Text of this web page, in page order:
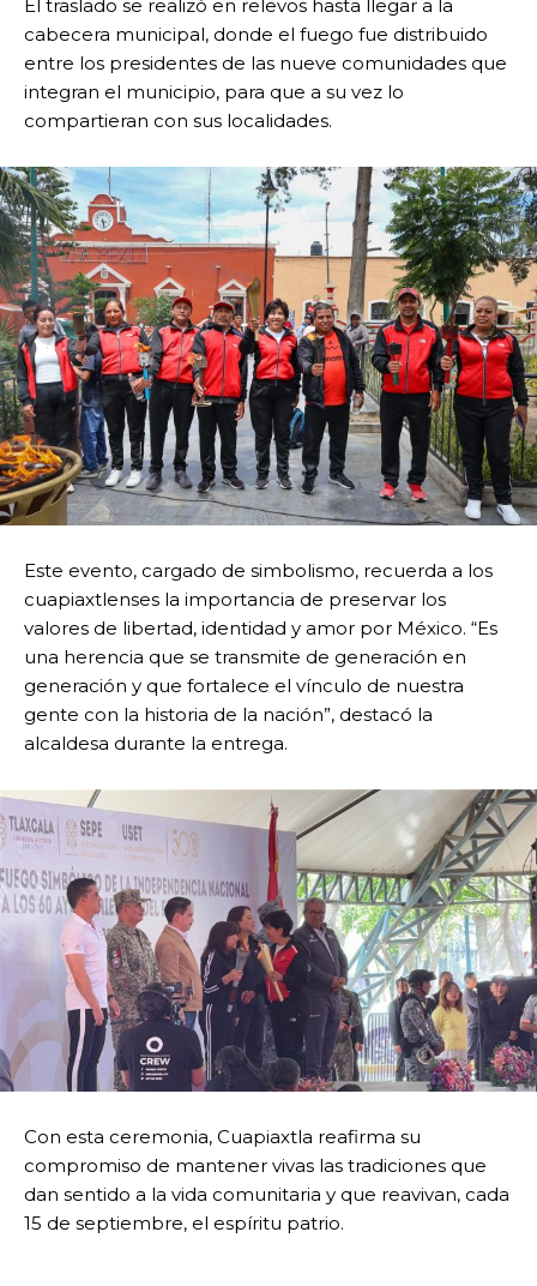
El traslado se realizó en relevos hasta llegar a la
cabecera municipal, donde el fuego fue distribuido
entre los presidentes de las nueve comunidades que
integran el municipio, para que a su vez lo
compartieran con sus localidades.
Este evento, cargado de simbolismo, recuerda a los
cuapiaxtlenses la importancia de preservar los
valores de libertad, identidad y amor por México. “Es
una herencia que se transmite de generación en
generación y que fortalece el vínculo de nuestra
gente con la historia de la nación”, destacó la
alcaldesa durante la entrega.
Con esta ceremonia, Cuapiaxtla reafirma su
compromiso de mantener vivas las tradiciones que
dan sentido a la vida comunitaria y que reavivan, cada
15 de septiembre, el espíritu patrio.